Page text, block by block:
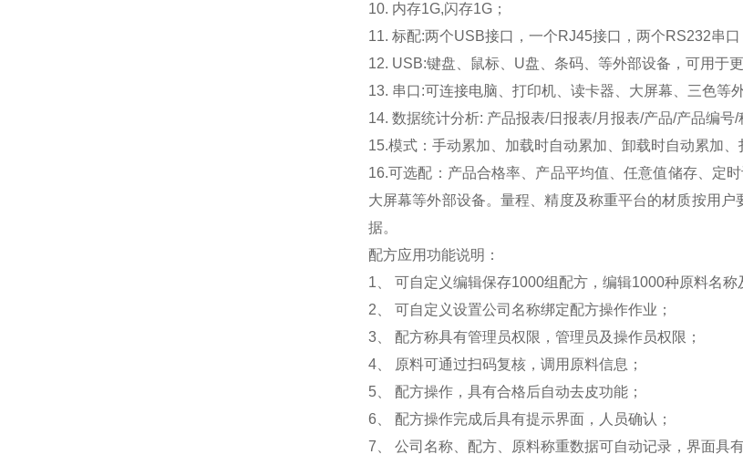
10. 内存1G,闪存1G；
11. 标配:两个USB接口，一个RJ45接口，两个RS232串口
12. USB:键盘、鼠标、U盘、条码、等外部设备，可用于更
13. 串口:可连接电脑、打印机、读卡器、大屏幕、三色等
14. 数据统计分析: 产品报表/日报表/月报表/产品/产品编号
15.模式：手动累加、加载时自动累加、卸载时自动累加
16.可选配：产品合格率、产品平均值、任意值储存、定
大屏幕等外部设备。量程、精度及称重平台的材质按用
据。
配方应用功能说明：
1、 可自定义编辑保存1000组配方，编辑1000种原料名
2、 可自定义设置公司名称绑定配方操作作业；
3、 配方称具有管理员权限，管理员及操作员权限；
4、 原料可通过扫码复核，调用原料信息；
5、 配方操作，具有合格后自动去皮功能；
6、 配方操作完成后具有提示界面，人员确认；
7、 公司名称、配方、原料称重数据可自动记录，界面具